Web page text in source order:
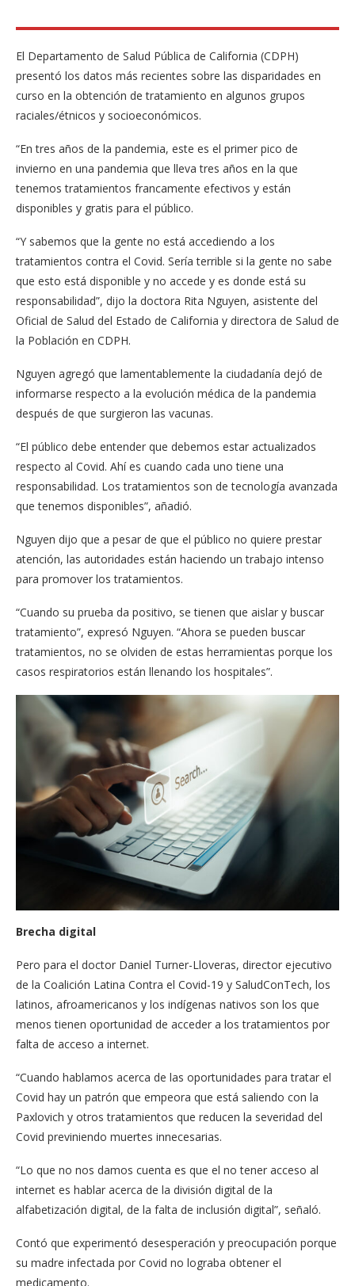
El Departamento de Salud Pública de California (CDPH)
presentó los datos más recientes sobre las disparidades en
curso en la obtención de tratamiento en algunos grupos
raciales/étnicos y socioeconómicos.
“En tres años de la pandemia, este es el primer pico de
invierno en una pandemia que lleva tres años en la que
tenemos tratamientos francamente efectivos y están
disponibles y gratis para el público.
“Y sabemos que la gente no está accediendo a los
tratamientos contra el Covid. Sería terrible si la gente no sabe
que esto está disponible y no accede y es donde está su
responsabilidad”, dijo la doctora Rita Nguyen, asistente del
Oficial de Salud del Estado de California y directora de Salud de
la Población en CDPH.
Nguyen agregó que lamentablemente la ciudadanía dejó de
informarse respecto a la evolución médica de la pandemia
después de que surgieron las vacunas.
“El público debe entender que debemos estar actualizados
respecto al Covid. Ahí es cuando cada uno tiene una
responsabilidad. Los tratamientos son de tecnología avanzada
que tenemos disponibles”, añadió.
Nguyen dijo que a pesar de que el público no quiere prestar
atención, las autoridades están haciendo un trabajo intenso
para promover los tratamientos.
“Cuando su prueba da positivo, se tienen que aislar y buscar
tratamiento”, expresó Nguyen. “Ahora se pueden buscar
tratamientos, no se olviden de estas herramientas porque los
casos respiratorios están llenando los hospitales”.
Brecha digital
Pero para el doctor Daniel Turner-Lloveras, director ejecutivo
de la Coalición Latina Contra el Covid-19 y SaludConTech, los
latinos, afroamericanos y los indígenas nativos son los que
menos tienen oportunidad de acceder a los tratamientos por
falta de acceso a internet.
“Cuando hablamos acerca de las oportunidades para tratar el
Covid hay un patrón que empeora que está saliendo con la
Paxlovich y otros tratamientos que reducen la severidad del
Covid previniendo muertes innecesarias.
“Lo que no nos damos cuenta es que el no tener acceso al
internet es hablar acerca de la división digital de la
alfabetización digital, de la falta de inclusión digital”, señaló.
Contó que experimentó desesperación y preocupación porque
su madre infectada por Covid no lograba obtener el
medicamento.